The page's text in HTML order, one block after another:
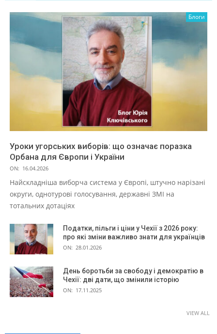
Блоги
Уроки угорських виборів: що означає поразка
Орбана для Європи і України
ON: 16.04.2026
Найскладніша виборча система у Європі, штучно нарізані
округи, однотурові голосування, державні ЗМІ на
тотальних дотаціях
Податки, пільги і ціни у Чехії з 2026 року:
про які зміни важливо знати для українців
ON: 28.01.2026
День боротьби за свободу і демократію в
Чехії: дві дати, що змінили історію
ON: 17.11.2025
VIEW ALL